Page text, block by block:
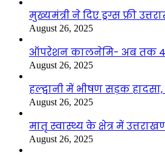
मुख्यमंत्री ने दिए ड्रग्स फ्री
August 26, 2025
ऑपरेशन कालनेमि- अब तक
August 26, 2025
हल्द्वानी में भीषण सड़क
August 26, 2025
मातृ स्वास्थ्य के क्षेत्र में
August 26, 2025